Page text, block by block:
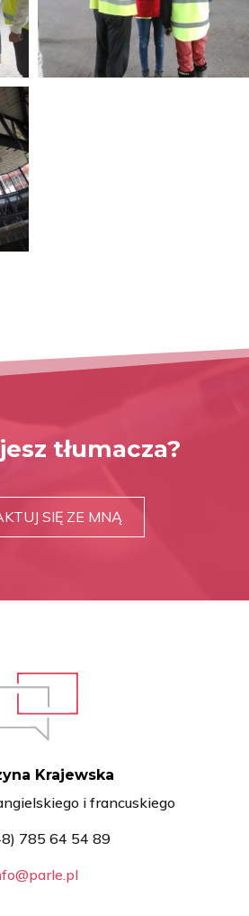
tłumacza?
SIĘ ZE MNĄ
Krajewska
i francuskiego
785 64 54 89